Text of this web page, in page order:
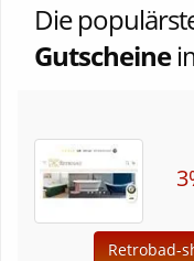
Die
Gutscheine
Retrobad-